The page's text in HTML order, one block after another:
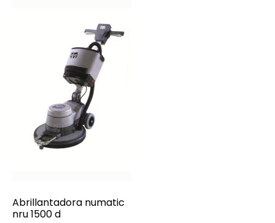
Abrillantadora numatic
nru 1500 d